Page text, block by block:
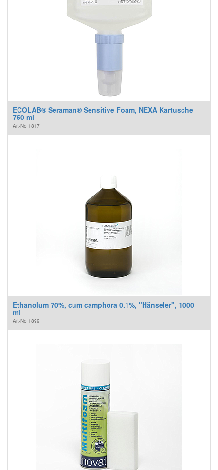
ECOLAB® Seraman® Sensitive Foam, NEXA Kartusche
750 ml
Art-No 1817
Ethanolum 70%, cum camphora 0.1%, "Hänseler", 1000
ml
Art-No 1899